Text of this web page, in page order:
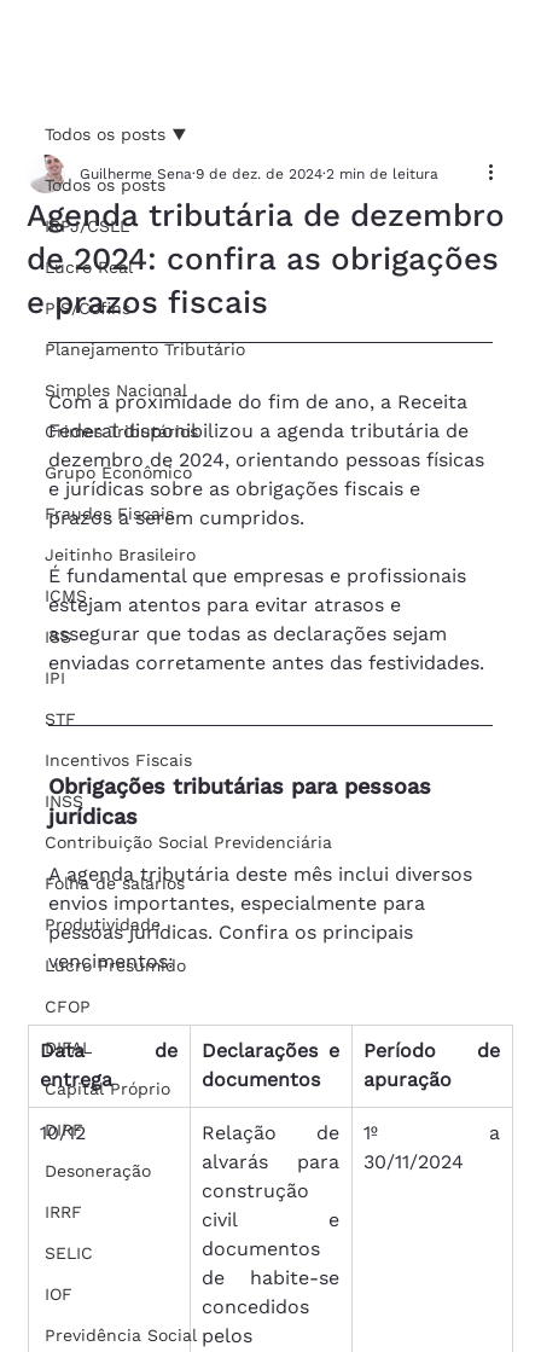
Todos os posts
IRPJ/CSLL
Lucro Real
PIS/Cofins
Planejamento Tributário
Simples Nacional
Crimes Tributários
Grupo Econômico
Fraudes Fiscais
Jeitinho Brasileiro
ICMS
ISS
IPI
STF
Incentivos Fiscais
INSS
Contribuição Social Previdenciária
Folha de salários
Produtividade
Lucro Presumido
CFOP
DIFAL
Capital Próprio
DIRF
Desoneração
IRRF
SELIC
IOF
Previdência Social
Todos os posts
Agenda tributária de dezembro
de 2024: confira as obrigações
e prazos fiscais
Guilherme Sena 9 de dez. de 2024 2 min de leitura
Com a proximidade do fim de ano, a Receita
Federal disponibilizou a agenda tributária de
dezembro de 2024, orientando pessoas físicas
e jurídicas sobre as obrigações fiscais e
prazos a serem cumpridos.
É fundamental que empresas e profissionais
estejam atentos para evitar atrasos e
assegurar que todas as declarações sejam
enviadas corretamente antes das festividades.
Obrigações tributárias para pessoas
jurídicas
A agenda tributária deste mês inclui diversos
envios importantes, especialmente para
pessoas jurídicas. Confira os principais
vencimentos:
Data de
entrega
Declarações e
documentos
Período de
apuração
10/12
Relação de
alvarás para
construção
civil e
documentos
de habite-se
concedidos
pelos
1º a
30/11/2024